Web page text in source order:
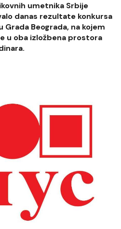
umetnika Srbije
danas rezultate konkursa
Beograda, na kojem
u oba izložbena prostora